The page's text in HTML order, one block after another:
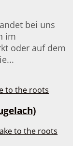
bei uns
im
oder auf dem